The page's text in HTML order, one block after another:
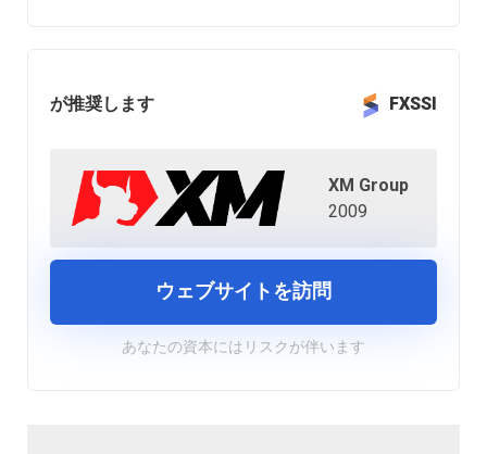
が推奨します FXSSI
XM Group
2009
ウェブサイトを訪問
あなたの資本にはリスクが伴います